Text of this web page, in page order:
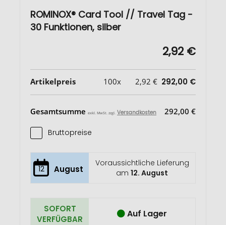
ROMINOX® Card Tool // Travel Tag -
30 Funktionen, silber
2,92 €
Artikelpreis 100x 2,92 € 292,00 €
Gesamtsumme exkl. MwSt. zzgl. Versandkosten 292,00 €
Bruttopreise
12 August
Voraussichtliche Lieferung
am12. August
SOFORT
VERFÜGBAR
Auf Lager